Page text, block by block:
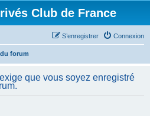
Club de France
Connexion
S’enregistrer
forum
que vous soyez enregistré